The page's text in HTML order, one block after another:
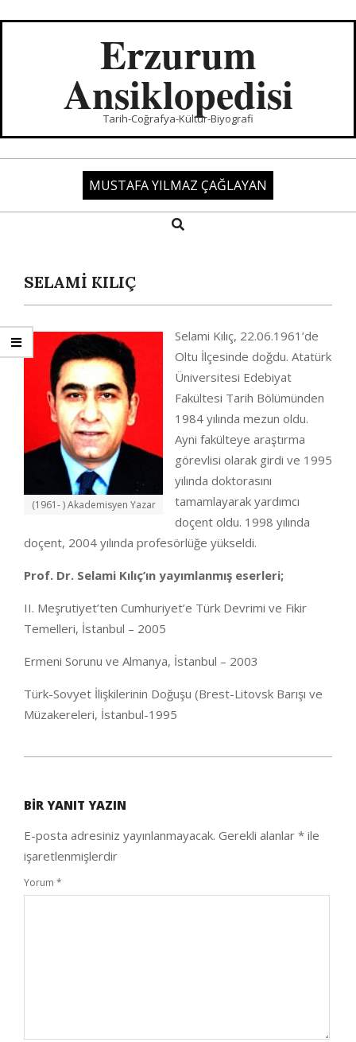
Erzurum
Ansiklopedisi
Tarih-Coğrafya-Kültür-Biyografi
MUSTAFA YILMAZ ÇAĞLAYAN
Search
SELAMİ KILIÇ
(1961- ) Akademisyen Yazar
Selami Kılıç, 22.06.1961’de
Oltu İlçesinde doğdu. Atatürk
Üniversitesi Edebiyat
Fakültesi Tarih Bölümünden
1984 yılında mezun oldu.
Ayni fakülteye araştırma
görevlisi olarak girdi ve 1995
yılında doktorasını
tamamlayarak yardımcı
doçent oldu. 1998 yılında
doçent, 2004 yılında profesörlüğe yükseldi.
Prof. Dr. Selami Kılıç’ın yayımlanmış eserleri;
II. Meşrutiyet’ten Cumhuriyet’e Türk Devrimi ve Fikir
Temelleri, İstanbul – 2005
Ermeni Sorunu ve Almanya, İstanbul – 2003
Türk-Sovyet İlişkilerinin Doğuşu (Brest-Litovsk Barışı ve
Müzakereleri, İstanbul-1995
25
BIR YANIT YAZIN
E-posta adresiniz yayınlanmayacak. Gerekli alanlar * ile
işaretlenmişlerdir
Yorum *